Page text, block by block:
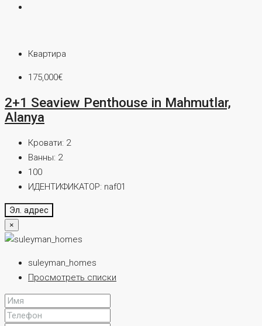
Квартира
175,000€
2+1 Seaview Penthouse in Mahmutlar,
Alanya
Кровати: 2
Ванны: 2
100
ИДЕНТИФИКАТОР: naf01
Эл. адрес
×
suleyman_homes
Просмотреть списки